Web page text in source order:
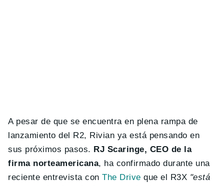
A pesar de que se encuentra en plena rampa de
lanzamiento del R2, Rivian ya está pensando en
sus próximos pasos. RJ Scaringe, CEO de la
firma norteamericana, ha confirmado durante una
reciente entrevista conThe Drive que el R3X "está